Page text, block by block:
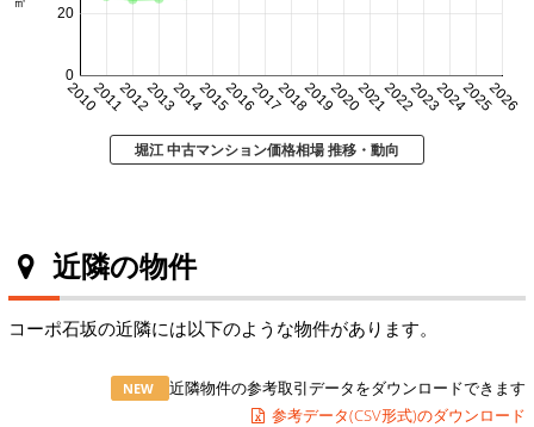
20102011201220132014201520162017201820192020202120222023202420252026
0
20
堀江 中古マンション価格相場 推移・動向
近隣の物件
コーポ石坂の近隣には以下のような物件があります。
NEW
近隣物件の参考取引データをダウンロードできます
参考データ(CSV形式)のダウンロード